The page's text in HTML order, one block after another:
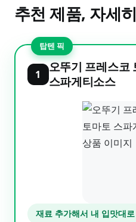
추천 제품, 자세
탑텐 픽
1
오뚜기 프레스코
스파게티소스
재료 추가해서 내 입맛대